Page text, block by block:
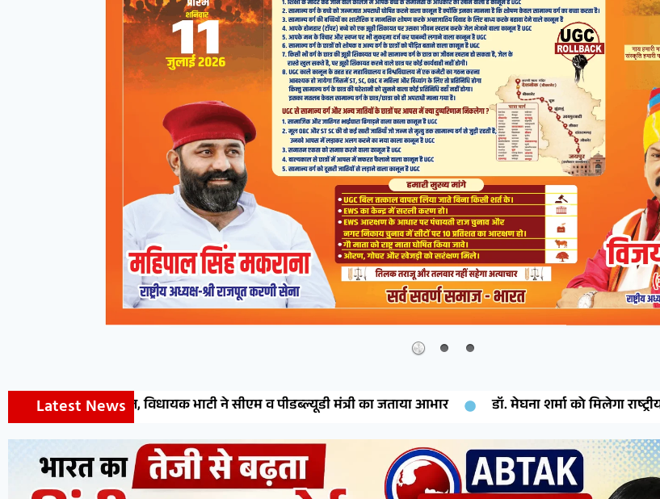
Latest News
भाटी ने सीएम व पीडब्ल्यूडी मंत्री का जताया आभार डॉ. मेघना शर्मा को मिलेगा राष्ट्रीय मुंशी प्रेमचंद साहित्य रत्न सम्मान